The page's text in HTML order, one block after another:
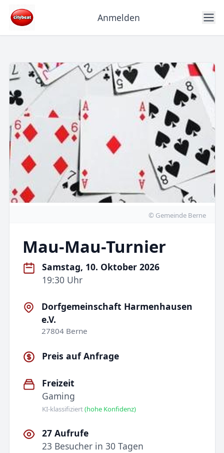
Anmelden
© Gemeinde Berne
Mau-Mau-Turnier
Samstag, 10. Oktober 2026
19:30 Uhr
Dorfgemeinschaft Harmenhausen
e.V.
27804 Berne
Preis auf Anfrage
Freizeit
Gaming
KI-klassifiziert(hohe Konfidenz)
27 Aufrufe
23 Besucher in 30 Tagen